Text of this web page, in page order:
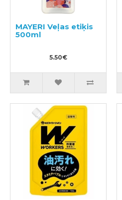
MAYERI Veļas etiķis
500ml
5.50€